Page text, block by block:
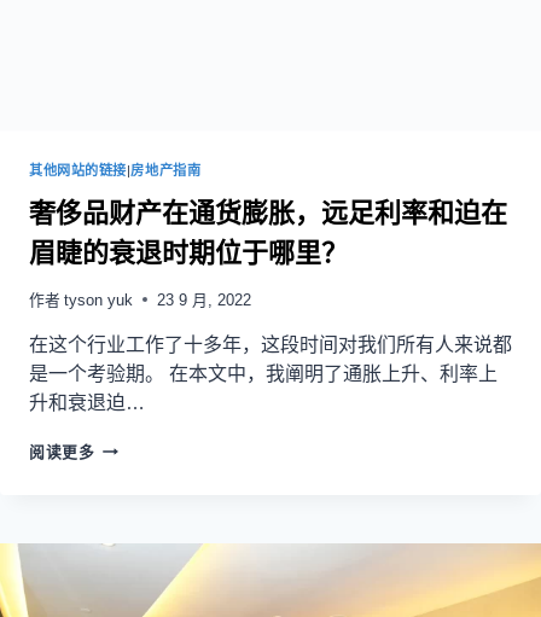
其他网站的链接|房地产指南
奢侈品财产在通货膨胀，远足利率和迫在
眉睫的衰退时期位于哪里？
作者 tyson yuk 23 9 月, 2022
在这个行业工作了十多年，这段时间对我们所有人来说都
是一个考验期。 在本文中，我阐明了通胀上升、利率上
升和衰退迫…
阅读更多